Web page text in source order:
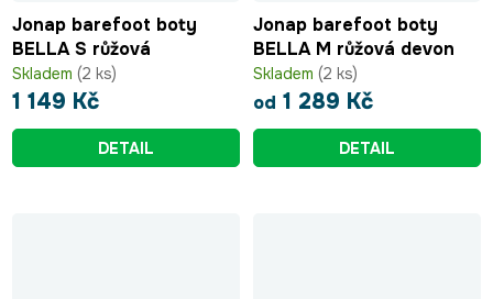
Jonap barefoot boty
BELLA S růžová
Skladem (2 ks)
1 149 Kč
DETAIL
Jonap barefoot boty
BELLA M růžová devon
Skladem (2 ks)
od 1 289 Kč
DETAIL